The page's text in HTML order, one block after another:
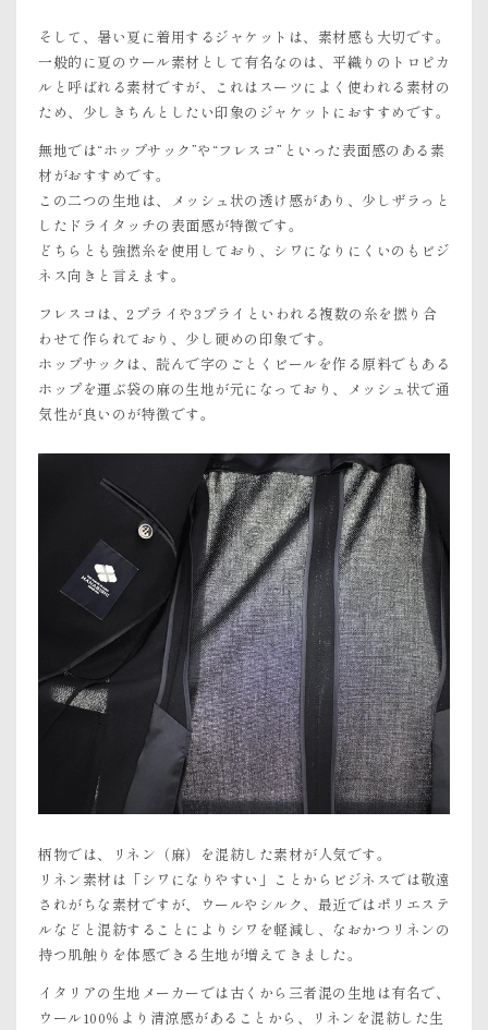
そして、暑い夏に着用するジャケットは、素材感も大切です。
一般的に夏のウール素材として有名なのは、平織りのトロピカ
ルと呼ばれる素材ですが、これはスーツによく使われる素材の
ため、少しきちんとしたい印象のジャケットにおすすめです。
無地では“ホップサック”や“フレスコ”といった表面感のある素
材がおすすめです。
この二つの生地は、メッシュ状の透け感があり、少しザラっと
したドライタッチの表面感が特徴です。
どちらとも強撚糸を使用しており、シワになりにくいのもビジ
ネス向きと言えます。
フレスコは、2プライや3プライといわれる複数の糸を撚り合
わせて作られており、少し硬めの印象です。
ホップサックは、読んで字のごとくビールを作る原料でもある
ホップを運ぶ袋の麻の生地が元になっており、メッシュ状で通
気性が良いのが特徴です。
柄物では、リネン（麻）を混紡した素材が人気です。
リネン素材は「シワになりやすい」ことからビジネスでは敬遠
されがちな素材ですが、ウールやシルク、最近ではポリエステ
ルなどと混紡することによりシワを軽減し、なおかつリネンの
持つ肌触りを体感できる生地が増えてきました。
イタリアの生地メーカーでは古くから三者混の生地は有名で、
ウール100％より清涼感があることから、リネンを混紡した生